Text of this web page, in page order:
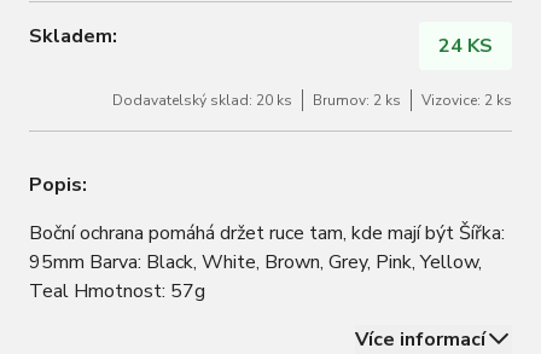
Skladem: 24 KS
Dodavatelský sklad: 20 ks Brumov: 2 ks Vizovice: 2 ks
Popis:
Boční ochrana pomáhá držet ruce tam, kde mají být Šířka:
95mm Barva: Black, White, Brown, Grey, Pink, Yellow,
Teal Hmotnost: 57g
Více informací